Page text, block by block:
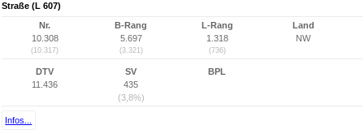
Straße (L 607)
Nr.
10.308
(10.317)
B-Rang
5.697
(3.321)
L-Rang
1.318
(736)
Land
NW
DTV
11.436
SV
435
(3,8%)
BPL
Infos...